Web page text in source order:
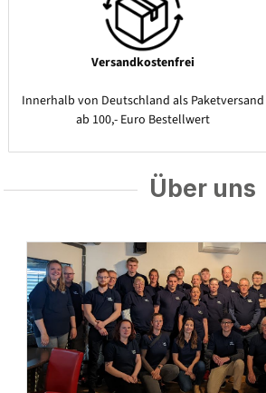
Versandkostenfrei
Innerhalb von Deutschland als Paketversand
ab 100,- Euro Bestellwert
Über uns